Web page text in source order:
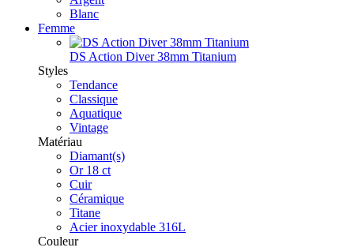
Blanc
Femme
DS Action Diver 38mm Titanium
Styles
Tendance
Classique
Aquatique
Vintage
Matériau
Diamant(s)
Or 18 ct
Cuir
Céramique
Titane
Acier inoxydable 316L
Couleur